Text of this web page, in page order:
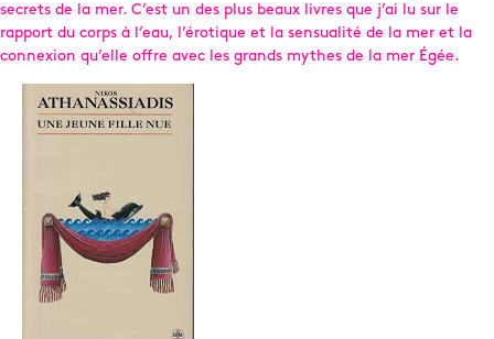
secrets de la mer. C’est un des plus beaux livres que j’ai lu sur le
rapport du corps à l’eau, l’érotique et la sensualité de la mer et la
connexion qu’elle offre avec les grands mythes de la mer Égée.